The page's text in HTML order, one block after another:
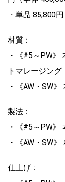
・単品 85,800
材質：
・《#5～PW
トマレージング
・《AW・SW
製法：
・《#5～PW
・《AW・SW》
仕上げ：